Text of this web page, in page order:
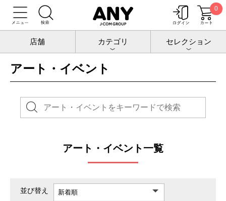
0
店舗 カテゴリ セレクション
トップ アート・イベント
アート・イベント
アート・イベント一覧
並び替え